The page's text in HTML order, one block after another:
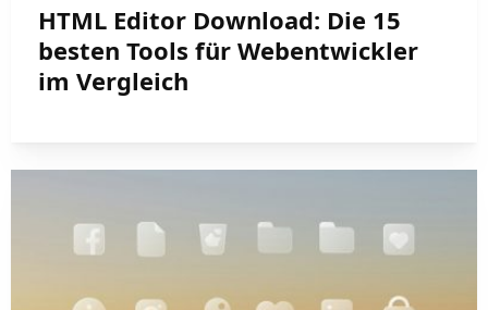
HTML Editor Download: Die 15
besten Tools für Webentwickler
im Vergleich